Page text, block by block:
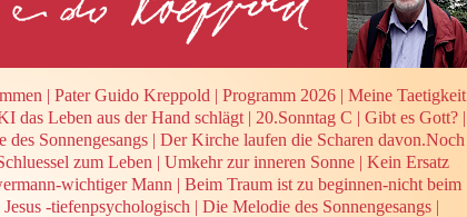
| Pater Guido Kreppold | Programm 2026 | Meine Taetigkeit
das Leben aus der Hand schlägt | 20.Sonntag C | Gibt es Gott? |
des Sonnengesangs | Der Kirche laufen die Scharen davon.Noch
zum Leben | Umkehr zur inneren Sonne | Kein Ersatz
wichtiger Mann | Beim Traum ist zu beginnen-nicht beim
Jesus -tiefenpsychologisch | Die Melodie des Sonnengesangs |